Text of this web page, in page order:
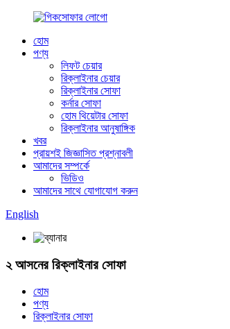
হোম
পণ্য
লিফট চেয়ার
রিক্লাইনার চেয়ার
রিক্লাইনার সোফা
কর্নার সোফা
হোম থিয়েটার সোফা
রিক্লাইনার আনুষাঙ্গিক
খবর
প্রায়শই জিজ্ঞাসিত প্রশ্নাবলী
আমাদের সম্পর্কে
ভিডিও
আমাদের সাথে যোগাযোগ করুন
English
২ আসনের রিক্লাইনার সোফা
হোম
পণ্য
রিক্লাইনার সোফা